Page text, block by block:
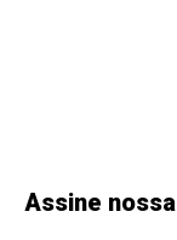
Assine